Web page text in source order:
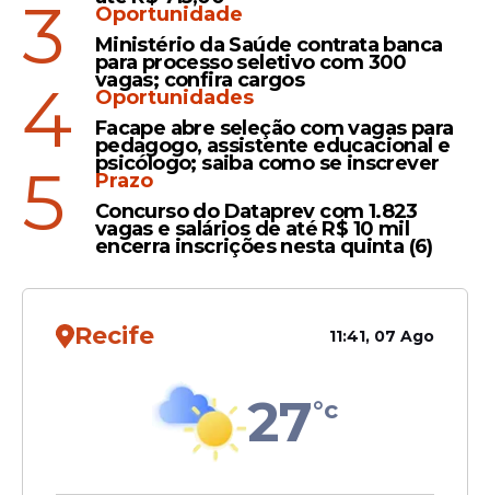
3
Oportunidade
Ministério da Saúde contrata banca
para processo seletivo com 300
vagas; confira cargos
4
Oportunidades
Facape abre seleção com vagas para
pedagogo, assistente educacional e
psicólogo; saiba como se inscrever
5
Prazo
Concurso do Dataprev com 1.823
vagas e salários de até R$ 10 mil
encerra inscrições nesta quinta (6)
Recife 11:41, 07 Ago
27°c